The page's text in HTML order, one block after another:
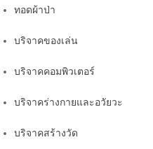
ทอดผ้าป่า
บริจาคของเล่น
บริจาคคอมพิวเตอร์
บริจาคร่างกายและอวัยวะ
บริจาคสร้างวัด